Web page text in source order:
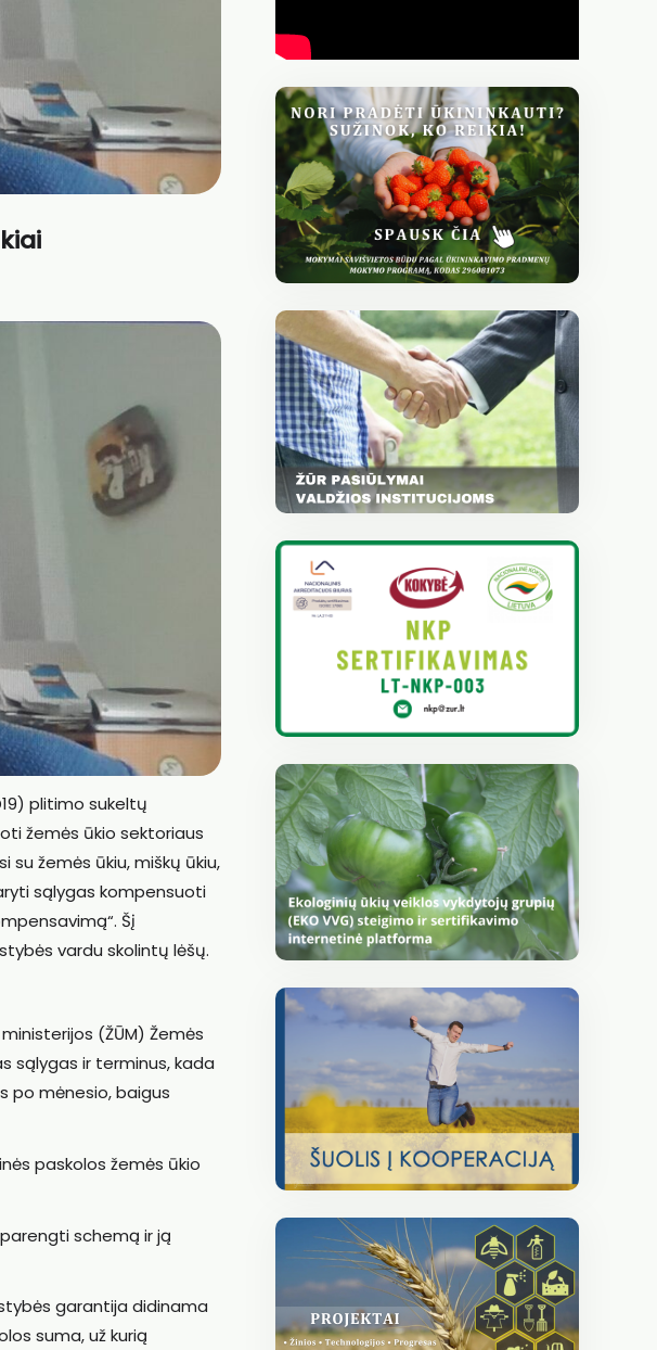
plitimo sukeltų
žemės ūkio sektoriaus
su žemės ūkiu, miškų ūkiu,
sąlygas kompensuoti
Šį
vardu skolintų lėšų.
(ŽŪM) Žemės
sąlygas ir terminus, kada
po mėnesio, baigus
paskolos žemės ūkio
schemą ir ją
garantija didinama
suma, už kurią